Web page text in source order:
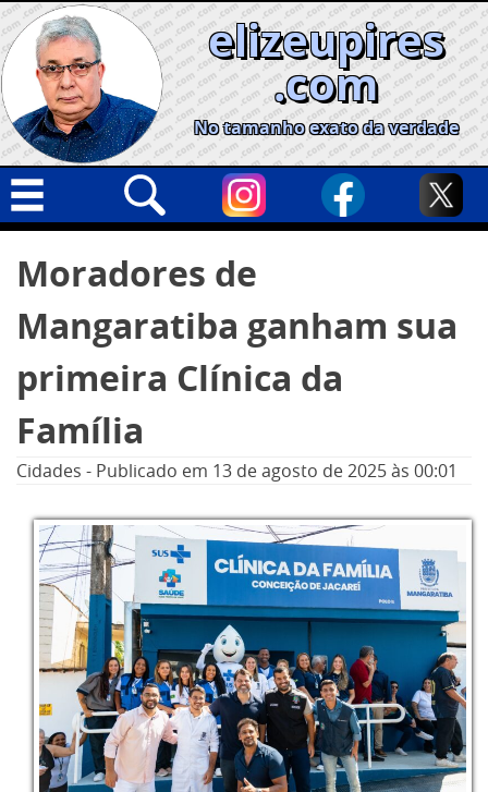
Skip
to
content
elizeupires
.com
No tamanho exato da verdade
Geral
Cidades
Política
Nacional
Opinião
Informe especial
por:
Moradores de
Mangaratiba ganham sua
primeira Clínica da
Família
Cidades - Publicado em 13 de agosto de 2025às 00:01